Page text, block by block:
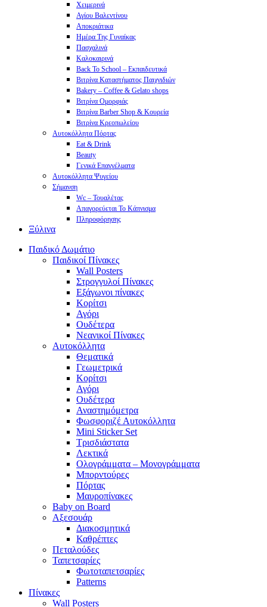
Χειμερινά
Αγίου Βαλεντίνου
Αποκριάτικα
Ημέρα Της Γυναίκας
Πασχαλινά
Καλοκαιρινά
Back To School – Εκπαιδευτικά
Βιτρίνα Καταστήματος Παιχνιδιών
Bakery – Coffee & Gelato shops
Βιτρίνα Ομορφιάς
Βιτρίνα Barber Shop & Κουρεία
Βιτρίνα Κρεοπωλείου
Αυτοκόλλητα Πόρτας
Eat & Drink
Beauty
Γενικά Επαγγέλματα
Αυτοκόλλητα Ψυγείου
Σήμανση
Wc – Τουαλέτας
Απαγορεύεται Το Κάπνισμα
Πληροφόρησης
Ξύλινα
Παιδικό Δωμάτιο
Παιδικοί Πίνακες
Wall Posters
Στρογγυλοί Πίνακες
Εξάγωνοι πίνακες
Κορίτσι
Αγόρι
Ουδέτερα
Νεανικοί Πίνακες
Αυτοκόλλητα
Θεματικά
Γεωμετρικά
Κορίτσι
Αγόρι
Ουδέτερα
Αναστημόμετρα
Φωσφοριζέ Αυτοκόλλητα
Mini Sticker Set
Tρισδιάστατα
Λεκτικά
Ολογράμματα – Μονογράμματα
Μπορντούρες
Πόρτας
Μαυροπίνακες
Baby on Board
Αξεσουάρ
Διακοσμητικά
Καθρέπτες
Πεταλούδες
Ταπετσαρίες
Φωτοταπετσαρίες
Patterns
Πίνακες
Wall Posters